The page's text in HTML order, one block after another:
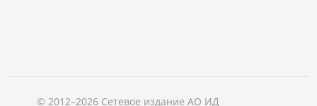
© 2012–2026 Сетевое издание АО ИД